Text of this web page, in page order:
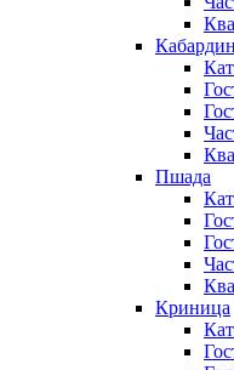
Пшада
Криница